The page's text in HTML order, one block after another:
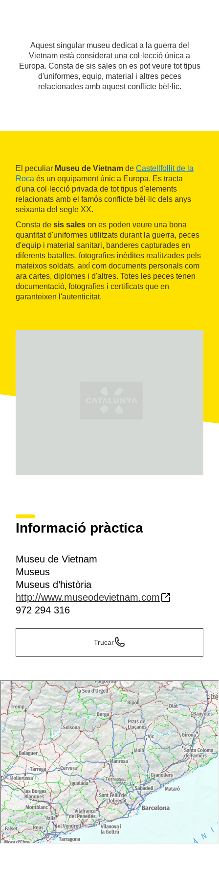
Aquest singular museu dedicat a la guerra del
Vietnam està considerat una col·lecció única a
Europa. Consta de sis sales on es pot veure tot tipus
d'uniformes, equip, material i altres peces
relacionades amb aquest conflicte bèl·lic.
El peculiar Museu de Vietnam de Castellfollit de la
Roca és un equipament únic a Europa. Es tracta
d'una col·lecció privada de tot tipus d'elements
relacionats amb el famós conflicte bèl·lic dels anys
seixanta del segle XX.
Consta de sis sales on es poden veure una bona
quantitat d'uniformes utilitzats durant la guerra, peces
d'equip i material sanitari, banderes capturades en
diferents batalles, fotografies inèdites realitzades pels
mateixos soldats, així com documents personals com
ara cartes, diplomes i d'altres. Totes les peces tenen
documentació, fotografies i certificats que en
garanteixen l'autenticitat.
Informació pràctica
Museu de Vietnam
Museus
Museus d’història
http://www.museodevietnam.com
972 294 316
Trucar